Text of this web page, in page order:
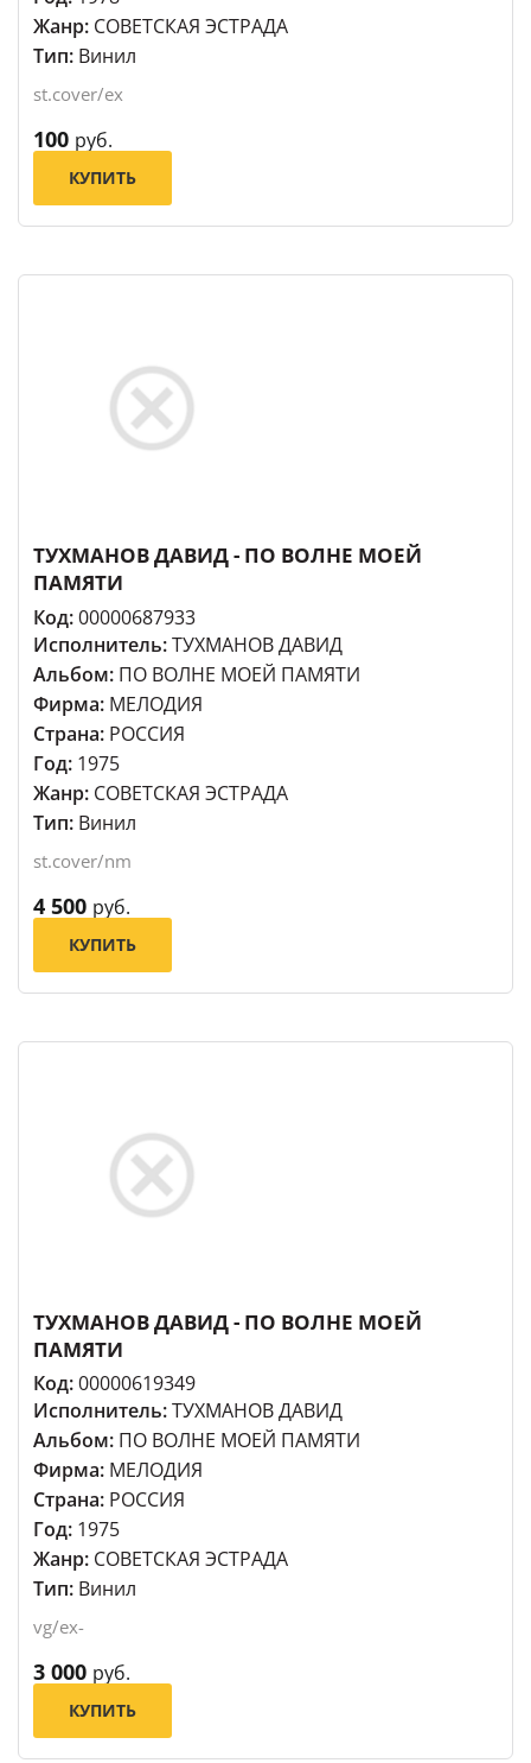
Жанр: СОВЕТСКАЯ ЭСТРАДА
Тип: Винил
st.cover/ex
100 руб.
КУПИТЬ
ТУХМАНОВ ДАВИД - ПО ВОЛНЕ МОЕЙ
ПАМЯТИ
Код:00000687933
Исполнитель:ТУХМАНОВ ДАВИД
Альбом: ПО ВОЛНЕ МОЕЙ ПАМЯТИ
Фирма: МЕЛОДИЯ
Страна: РОССИЯ
Год: 1975
Жанр: СОВЕТСКАЯ ЭСТРАДА
Тип: Винил
st.cover/nm
4 500 руб.
КУПИТЬ
ТУХМАНОВ ДАВИД - ПО ВОЛНЕ МОЕЙ
ПАМЯТИ
Код:00000619349
Исполнитель:ТУХМАНОВ ДАВИД
Альбом: ПО ВОЛНЕ МОЕЙ ПАМЯТИ
Фирма: МЕЛОДИЯ
Страна: РОССИЯ
Год: 1975
Жанр: СОВЕТСКАЯ ЭСТРАДА
Тип: Винил
vg/ex-
3 000 руб.
КУПИТЬ